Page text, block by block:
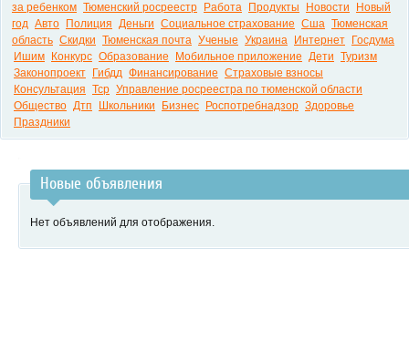
за ребенком Тюменский росреестр Работа Продукты Новости
Новый
год Авто Полиция Деньги Социальное страхование Сша Тюменская
область Скидки Тюменская почта Ученые Украина Интернет
Госдума
Ишим
Конкурс Образование Мобильное приложение Дети Туризм
Законопроект
Гибдд Финансирование Страховые взносы
Консультация Тср Управление росреестра по тюменской области
Общество Дтп Школьники Бизнес Роспотребнадзор Здоровье
Праздники
Новые объявления
Нет объявлений для отображения.